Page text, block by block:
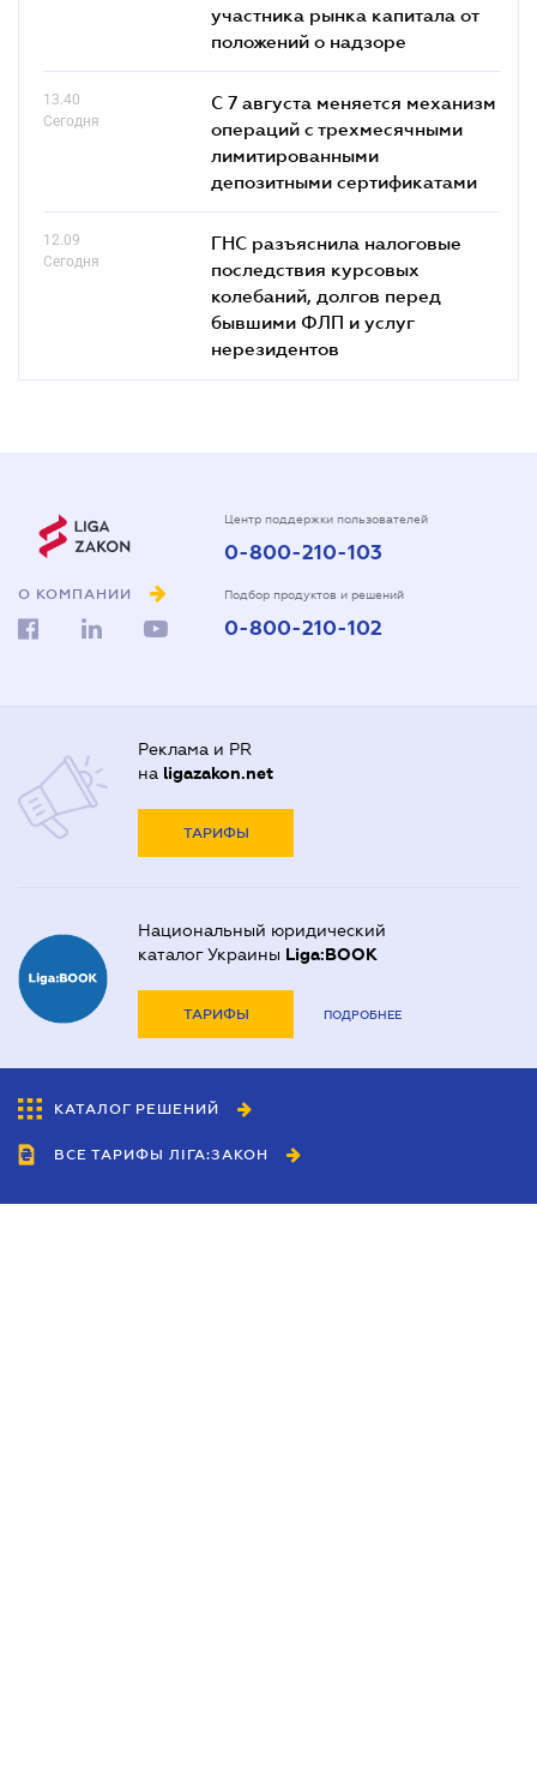
участника рынка капитала от
положений о надзоре
13.40
Сегодня
С 7 августа меняется механизм
операций с трехмесячными
лимитированными
депозитными сертификатами
12.09
Сегодня
ГНС разъяснила налоговые
последствия курсовых
колебаний, долгов перед
бывшими ФЛП и услуг
нерезидентов
О КОМПАНИИ
Центр поддержки пользователей
0-800-210-103
Подбор продуктов и решений
0-800-210-102
Реклама и PR
на ligazakon.net
ТАРИФЫ
Национальный юридический
каталог Украины Liga:BOOK
ТАРИФЫ ПОДРОБНЕЕ
КАТАЛОГ РЕШЕНИЙ
ВСЕ ТАРИФЫ ЛІГА:ЗАКОН